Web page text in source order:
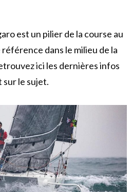
est un pilier de la course au
dans le milieu de la
ici les dernières infos
le sujet.